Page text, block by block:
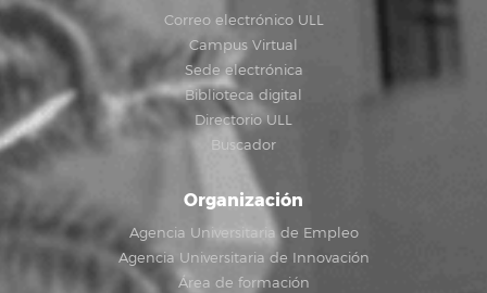
Correo electrónico ULL
Campus Virtual
Sede electrónica
Biblioteca digital
Directorio ULL
Buscador
Organización
Agencia Universitaria de Empleo
Agencia Universitaria de Innovación
Área de formación